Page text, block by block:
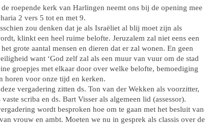
roepende kerk van Harlingen neemt ons bij de opening mee
2 vers 5 tot en met 9.
zou denken dat je als Israëliet al blij moet zijn als
klinkt een heel ruime belofte. Jeruzalem zal niet eens een
grote aantal mensen en dieren dat er zal wonen. En geen
want ‘God zelf zal als een muur van vuur om de stad
groepjes met elkaar door over welke belofte, bemoediging
horen voor onze tijd en kerken.
vergadering zitten ds. Ton van der Wekken als voorzitter,
scriba en ds. Bart Visser als algemeen lid (assessor).
wordt besproken hoe om te gaan met het besluit van
vrouw en ambt. Moeten we nu in gesprek als classis over de